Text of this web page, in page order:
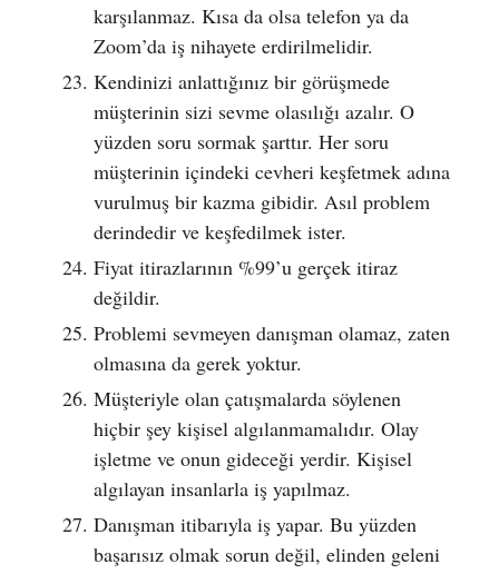
karşılanmaz. Kısa da olsa telefon ya da
Zoom’da iş nihayete erdirilmelidir.
Kendinizi anlattığınız bir görüşmede
müşterinin sizi sevme olasılığı azalır. O
yüzden soru sormak şarttır. Her soru
müşterinin içindeki cevheri keşfetmek adına
vurulmuş bir kazma gibidir. Asıl problem
derindedir ve keşfedilmek ister.
Fiyat itirazlarının %99’u gerçek itiraz
değildir.
Problemi sevmeyen danışman olamaz, zaten
olmasına da gerek yoktur.
Müşteriyle olan çatışmalarda söylenen
hiçbir şey kişisel algılanmamalıdır. Olay
işletme ve onun gideceği yerdir. Kişisel
algılayan insanlarla iş yapılmaz.
Danışman itibarıyla iş yapar. Bu yüzden
başarısız olmak sorun değil, elinden geleni